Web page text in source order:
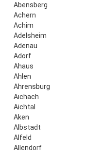
Abensberg
Achern
Achim
Adelsheim
Adenau
Adorf
Ahaus
Ahlen
Ahrensburg
Aichach
Aichtal
Aken
Albstadt
Alfeld
Allendorf